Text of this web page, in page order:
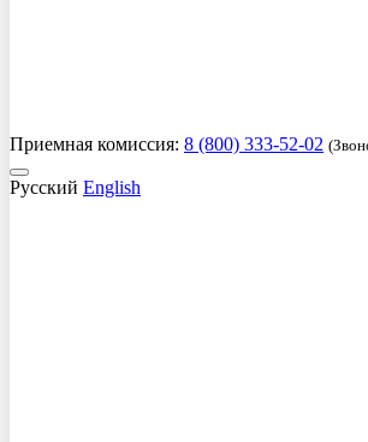
Приемная комиссия: 8 (800) 333-52-02
Русский English